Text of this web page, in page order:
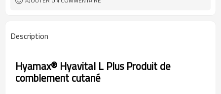
Description
Hyamax® Hyavital L Plus Produit de
comblement cutané